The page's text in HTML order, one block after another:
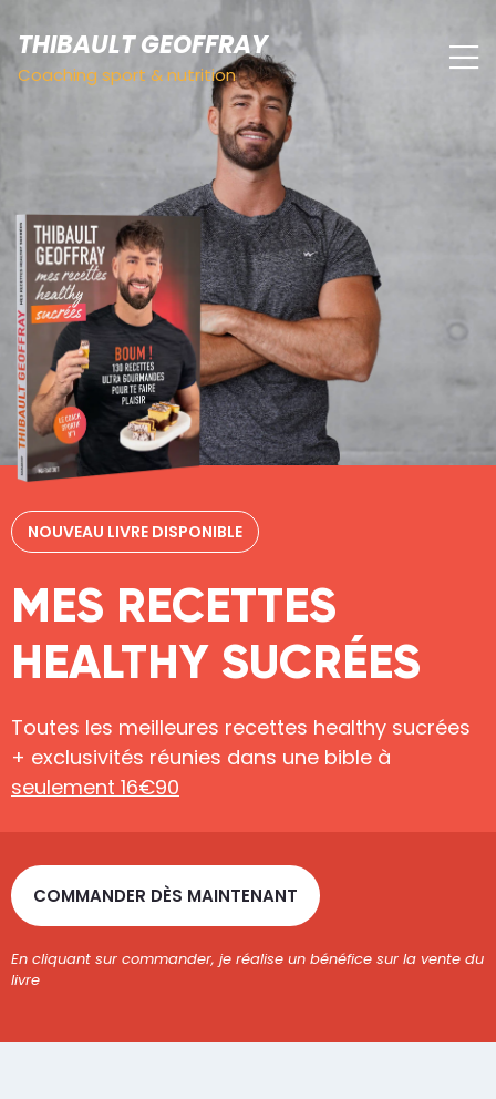
THIBAULT GEOFFRAY
Coaching sport & nutrition
NOUVEAU LIVRE DISPONIBLE
MES RECETTES
HEALTHY SUCRÉES
Toutes les meilleures recettes healthy sucrées
+ exclusivités réunies dans une bible à
seulement 16€90
COMMANDER DÈS MAINTENANT
En cliquant sur commander, je réalise un bénéfice sur la vente du
livre